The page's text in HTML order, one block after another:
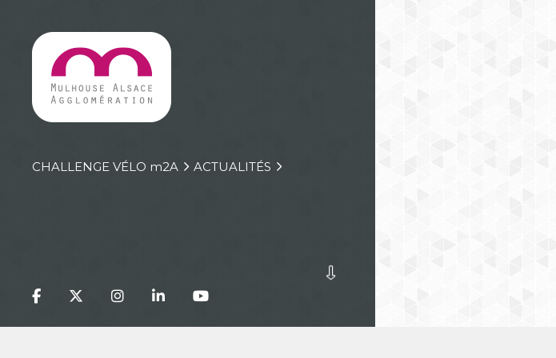
CHALLENGE VÉLO m2A ACTUALITÉS